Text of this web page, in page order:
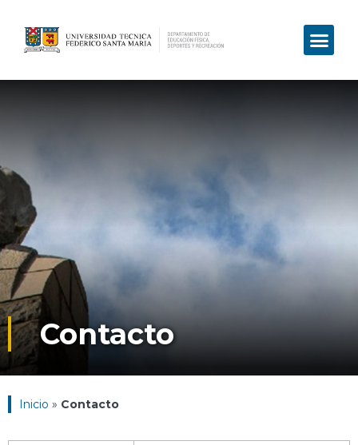
Contacto
Inicio » Contacto